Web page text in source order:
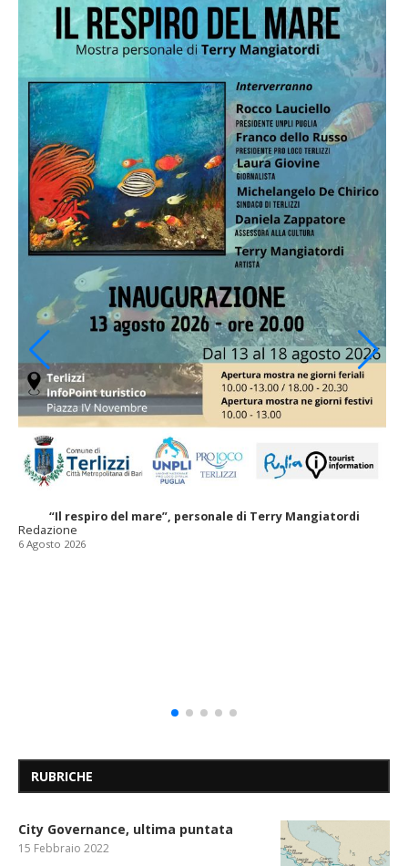
“Il respiro del mare”, personale di Terry Mangiatordi
Redazione
6 Agosto 2026
RUBRICHE
City Governance, ultima puntata
15 Febbraio 2022